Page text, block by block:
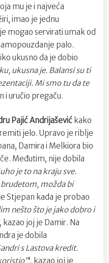
mu je i najveća
imao je jednu
mogao servirati umak od
palo.
ukusno da je dobio
ukusna je. Balansi su ti
Mi smo tu da te
i uručio pregaču.
Pajić Andrijašević kako
jelo. Upravo je riblje
Damira i Melkiora bio
Međutim, nije dobila
je to na kraju sve.
brudetom, možda bi
Stjepan kada je probao
nešto što je jako dobro i
, kazao joj je Damir. Na
je dobila
s Lastova kredit.
‘, kazao joj je